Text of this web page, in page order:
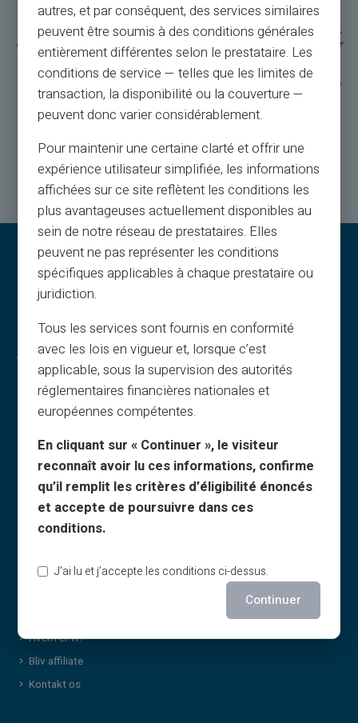
Veritas will gradually make a crypto wallet available to its customers. This
crypto wallet is not connected to any Veritas payment instrument (eur wallet,
debit card, prepaid card...). To use your crypto assets, you must first sell your
cryptos for euros. To be the first to benefit from the Veritas crypto wallet,
register here by filling out the form.
IMPORTANT NOTE: This Wallet Crypto is handled and managed by a trusted
third party. Veritas is a multi-service platform. Your Crypto wallet may be
branded or cobranded, but at no point, Veritas is buying, selling, or holding
entirely managed by an external crypto service provider.
Juridiske oplysninger & vilkår
Generelle vilkår
Juridisk meddelelse
Brugsbetingelser
Cookiepolitik
FAQ
Vejledninger
Politik for print og brug af billeder
Hvem er vi?
Bliv affiliate
Kontakt os
autres, et par conséquent, des services similaires
peuvent être soumis à des conditions générales
entièrement différentes selon le prestataire. Les
conditions de service — telles que les limites de
transaction, la disponibilité ou la couverture —
peuvent donc varier considérablement.
Pour maintenir une certaine clarté et offrir une
expérience utilisateur simplifiée, les informations
affichées sur ce site reflètent les conditions les
plus avantageuses actuellement disponibles au
sein de notre réseau de prestataires. Elles
peuvent ne pas représenter les conditions
spécifiques applicables à chaque prestataire ou
juridiction.
Tous les services sont fournis en conformité
avec les lois en vigueur et, lorsque c’est
applicable, sous la supervision des autorités
réglementaires financières nationales et
européennes compétentes.
En cliquant sur « Continuer », le visiteur
reconnaît avoir lu ces informations, confirme
qu’il remplit les critères d’éligibilité énoncés
et accepte de poursuivre dans ces
conditions.
J’ai lu et j’accepte les conditions ci-dessus.
Continuer